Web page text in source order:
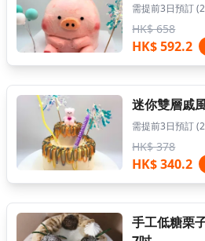
需提前3日預訂
HK$ 658
HK$ 592.2
迷你雙層戚
需提前3日預訂
HK$ 378
HK$ 340.2
手工低糖栗